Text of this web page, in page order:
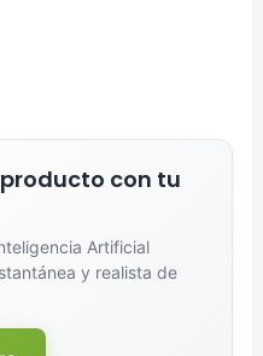
con tu
Artificial
y realista de